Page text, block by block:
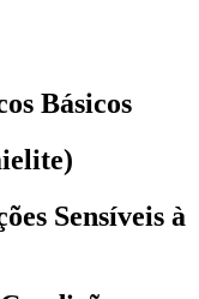
Básicos
Sensíveis à